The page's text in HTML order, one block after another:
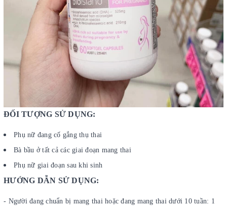
ĐỐI TƯỢNG SỬ DỤNG:
Phụ nữ đang cố gắng thụ thai
Bà bầu ở tất cả các giai đoạn mang thai
Phụ nữ giai đoạn sau khi sinh
HƯỚNG DẪN SỬ DỤNG:
- Người đang chuẩn bị mang thai hoặc đang mang thai dưới 10 tuần: 1